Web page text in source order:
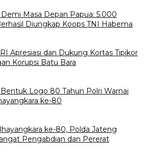
Masa Depan Papua: 5.000
Diungkap Koops TNI Habema
Apresiasi dan Dukung Kortas Tipikor
Korupsi Batu Bara
Logo 80 Tahun Polri Warnai
ke-80
ke-80, Polda Jateng
Pengabdian dan Pererat